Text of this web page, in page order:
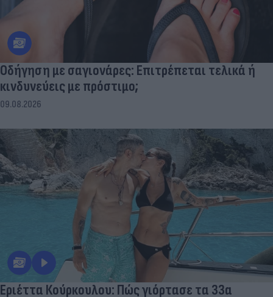
Οδήγηση με σαγιονάρες: Επιτρέπεται τελικά ή
κινδυνεύεις με πρόστιμο;
09.08.2026
Εριέττα Κούρκουλου: Πώς γιόρτασε τα 33α